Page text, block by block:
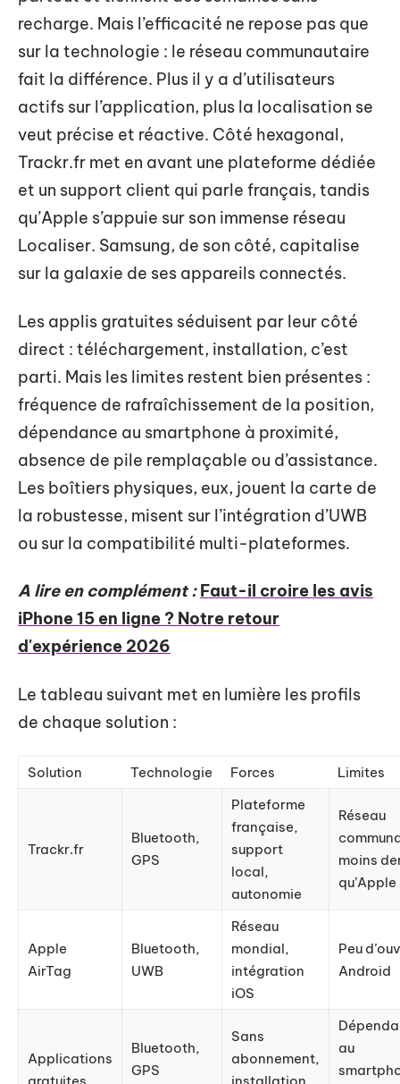
recharge. Mais l’efficacité ne repose pas que
sur la technologie : le réseau communautaire
fait la différence. Plus il y a d’utilisateurs
actifs sur l’application, plus la localisation se
veut précise et réactive. Côté hexagonal,
Trackr.fr met en avant une plateforme dédiée
et un support client qui parle français, tandis
qu’Apple s’appuie sur son immense réseau
Localiser. Samsung, de son côté, capitalise
sur la galaxie de ses appareils connectés.
Les applis gratuites séduisent par leur côté
direct : téléchargement, installation, c’est
parti. Mais les limites restent bien présentes :
fréquence de rafraîchissement de la position,
dépendance au smartphone à proximité,
absence de pile remplaçable ou d’assistance.
Les boîtiers physiques, eux, jouent la carte de
la robustesse, misent sur l’intégration d’UWB
ou sur la compatibilité multi-plateformes.
A lire en complément : Faut-il croire les avis
iPhone 15 en ligne ? Notre retour
d'expérience 2026
Le tableau suivant met en lumière les profils
de chaque solution :
Solution Technologie Forces Limites
Trackr.fr
Bluetooth,
GPS
Plateforme
française,
support
local,
autonomie
Réseau
moins
qu’Apple
Apple
AirTag
Bluetooth,
UWB
Réseau
mondial,
intégration
iOS
Peu
Android
Applications
Bluetooth,
GPS
Sans
abonnement,
au